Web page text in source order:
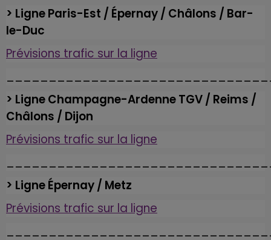
> Ligne Paris-Est / Épernay / Châlons / Bar-
le-Duc
Prévisions trafic sur la ligne
> Ligne Champagne-Ardenne TGV / Reims /
Châlons / Dijon
Prévisions trafic sur la ligne
> Ligne Épernay / Metz
Prévisions trafic sur la ligne